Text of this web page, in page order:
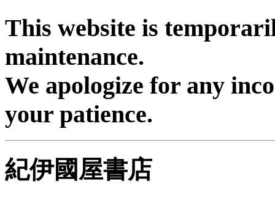
This website is
maintenance.
We apologize for any
your patience.
紀伊國屋書店